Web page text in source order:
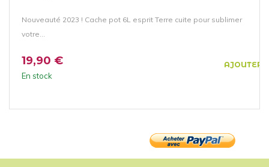
Nouveauté 2023 ! Cache pot 6L esprit Terre cuite pour sublimer
votre...
19,90 € AJOUTER
En stock